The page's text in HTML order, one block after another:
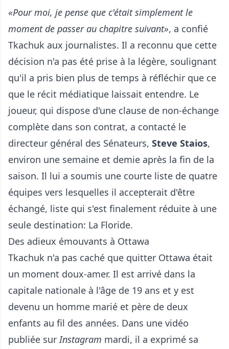
«Pour moi, je pense que c'était simplement le
moment de passer au chapitre suivant», a confié
Tkachuk aux journalistes. Il a reconnu que cette
décision n'a pas été prise à la légère, soulignant
qu'il a pris bien plus de temps à réfléchir que ce
que le récit médiatique laissait entendre. Le
joueur, qui dispose d'une clause de non-échange
complète dans son contrat, a contacté le
directeur général des Sénateurs, Steve Staios,
environ une semaine et demie après la fin de la
saison. Il lui a soumis une courte liste de quatre
équipes vers lesquelles il accepterait d'être
échangé, liste qui s'est finalement réduite à une
seule destination: La Floride.
Des adieux émouvants à Ottawa
Tkachuk n'a pas caché que quitter Ottawa était
un moment doux-amer. Il est arrivé dans la
capitale nationale à l'âge de 19 ans et y est
devenu un homme marié et père de deux
enfants au fil des années. Dans une vidéo
publiée surInstagram mardi, il a exprimé sa